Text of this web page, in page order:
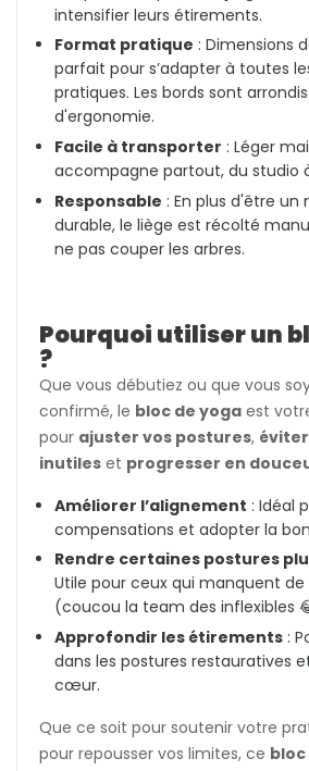
intensifier leurs étirements.
Format pratique : Dimensions
parfait pour s’adapter à toutes
pratiques. Les bords sont
d'ergonomie.
Facile à transporter : Léger
accompagne partout, du studio
Responsable : En plus d'être
durable, le liège est récolté
ne pas couper les arbres.
Pourquoi utiliser un
?
Que vous débutiez ou que vous
confirmé, le bloc de yoga est
pour ajuster vos postures,
inutiles et progresser en
Améliorer l’alignement : Idéal
compensations et adopter la
Rendre certaines postures
Utile pour ceux qui manquent de
(coucou la team des inflexibles
Approfondir les étirements :
dans les postures restauratives
cœur.
Que ce soit pour soutenir votre
pour repousser vos limites, ce bloc